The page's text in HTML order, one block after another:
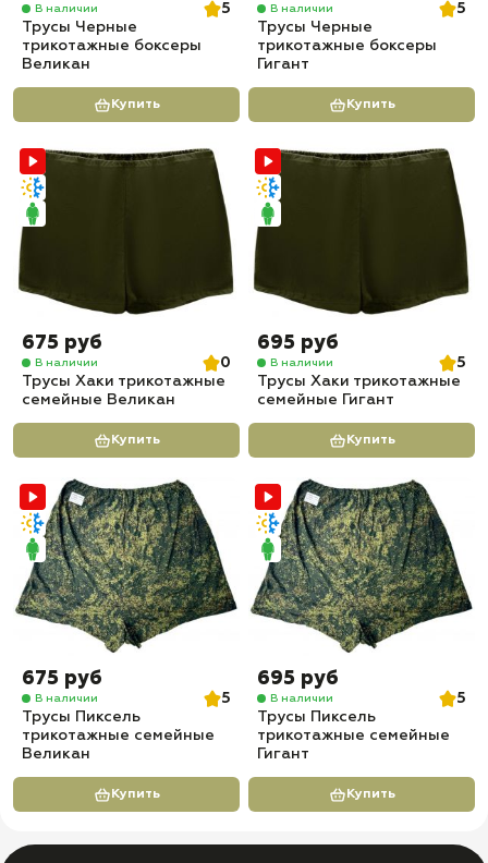
В наличии
5
Трусы Черные
трикотажные боксеры
Великан
Купить
В наличии
5
Трусы Черные
трикотажные боксеры
Гигант
Купить
675 руб
В наличии
0
Трусы Хаки трикотажные
семейные Великан
Купить
695 руб
В наличии
5
Трусы Хаки трикотажные
семейные Гигант
Купить
675 руб
В наличии
5
Трусы Пиксель
трикотажные семейные
Великан
Купить
695 руб
В наличии
5
Трусы Пиксель
трикотажные семейные
Гигант
Купить